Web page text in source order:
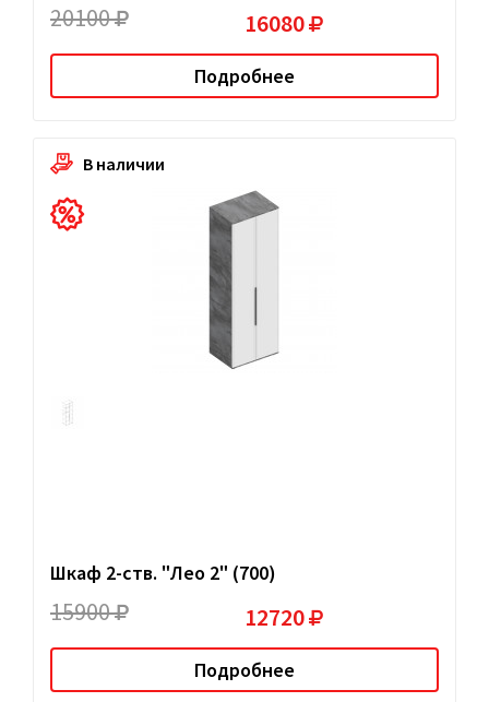
20100 16080
Подробнее
В наличии
Шкаф 2-ств. "Лео 2" (700)
15900 12720
Подробнее